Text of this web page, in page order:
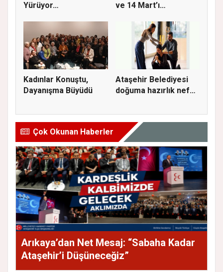
Yürüyor…
ve 14 Mart’ı
Kadınlar Konuştu,
Dayanışma Büyüdü
Ataşehir Belediyesi
doğuma hazırlık nefes
Çok Okunan Haberler
Arıkaya’dan Net Mesaj: “Sabaha Kadar
Ataşehir’i Düşüneceğiz”